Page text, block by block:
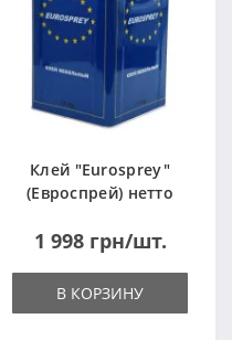
Клей "Eurosprey"
(Евроспрей) нетто
1 998 грн/шт.
В КОРЗИНУ